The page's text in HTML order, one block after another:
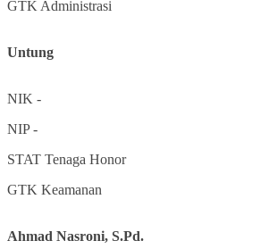
GTK Administrasi
Untung
NIK -
NIP-
STAT Tenaga Honor
GTK Keamanan
Ahmad Nasroni, S.Pd.